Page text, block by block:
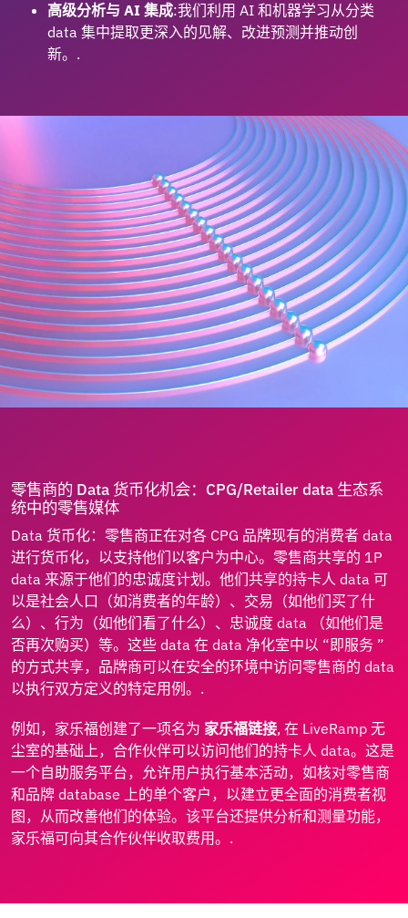
高级分析与 AI 集成:我们利用 AI 和机器学习从分类
data 集中提取更深入的见解、改进预测并推动创
新。.
零售商的 Data 货币化机会：CPG/Retailer data 生态系
统中的零售媒体
Data 货币化：零售商正在对各 CPG 品牌现有的消费者 data
进行货币化，以支持他们以客户为中心。零售商共享的 1P
data 来源于他们的忠诚度计划。他们共享的持卡人 data 可
以是社会人口（如消费者的年龄）、交易（如他们买了什
么）、行为（如他们看了什么）、忠诚度 data （如他们是
否再次购买）等。这些 data 在 data 净化室中以 “即服务 ”
的方式共享，品牌商可以在安全的环境中访问零售商的 data
以执行双方定义的特定用例。.
例如，家乐福创建了一项名为 家乐福链接, 在 LiveRamp 无
尘室的基础上，合作伙伴可以访问他们的持卡人 data。这是
一个自助服务平台，允许用户执行基本活动，如核对零售商
和品牌 database 上的单个客户，以建立更全面的消费者视
图，从而改善他们的体验。该平台还提供分析和测量功能，
家乐福可向其合作伙伴收取费用。.